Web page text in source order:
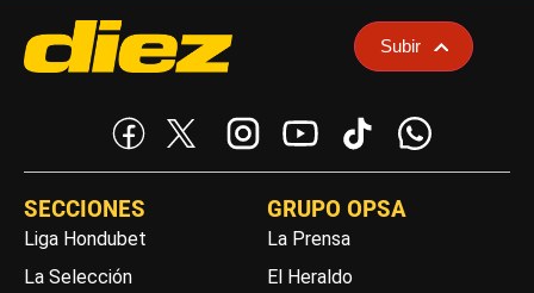
Subir
SECCIONES
Liga Hondubet
La Selección
GRUPO OPSA
La Prensa
El Heraldo